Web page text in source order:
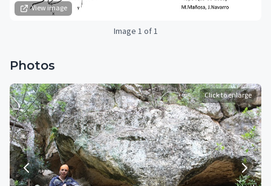
View image
Image 1 of 1
Photos
Click to enlarge